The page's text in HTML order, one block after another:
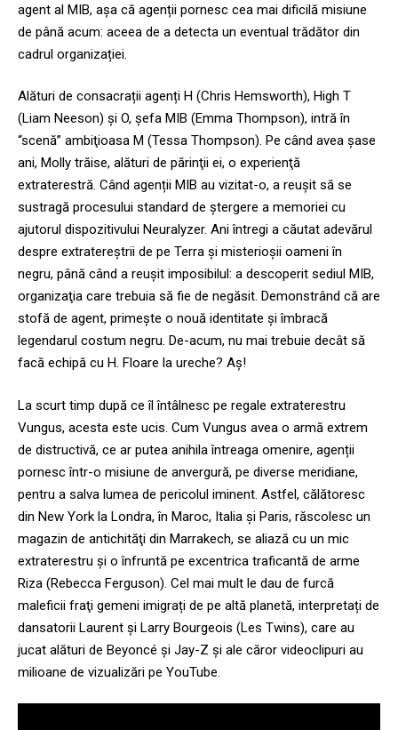
agent al MIB, așa că agenții pornesc cea mai dificilă misiune
de până acum: aceea de a detecta un eventual trădător din
cadrul organizației.
Alături de consacrații agenți H (Chris Hemsworth), High T
(Liam Neeson) și O, șefa MIB (Emma Thompson), intră în
“scenă” ambiţioasa M (Tessa Thompson). Pe când avea șase
ani, Molly trăise, alături de părinţii ei, o experienţă
extraterestră. Când agenții MIB au vizitat-o, a reuşit să se
sustragă procesului standard de ştergere a memoriei cu
ajutorul dispozitivului Neuralyzer. Ani întregi a căutat adevărul
despre extratereştrii de pe Terra şi misterioşii oameni în
negru, până când a reușit imposibilul: a descoperit sediul MIB,
organizaţia care trebuia să fie de negăsit. Demonstrând că are
stofă de agent, primește o nouă identitate și îmbracă
legendarul costum negru. De-acum, nu mai trebuie decât să
facă echipă cu H. Floare la ureche? Aș!
La scurt timp după ce îl întâlnesc pe regale extraterestru
Vungus, acesta este ucis. Cum Vungus avea o armă extrem
de distructivă, ce ar putea anihila întreaga omenire, agenții
pornesc într-o misiune de anvergură, pe diverse meridiane,
pentru a salva lumea de pericolul iminent. Astfel, călătoresc
din New York la Londra, în Maroc, Italia şi Paris, răscolesc un
magazin de antichităţi din Marrakech, se aliază cu un mic
extraterestru și o înfruntă pe excentrica traficantă de arme
Riza (Rebecca Ferguson). Cel mai mult le dau de furcă
maleficii fraţi gemeni imigrați de pe altă planetă, interpretați de
dansatorii Laurent şi Larry Bourgeois (Les Twins), care au
jucat alături de Beyoncé şi Jay-Z și ale căror videoclipuri au
milioane de vizualizări pe YouTube.